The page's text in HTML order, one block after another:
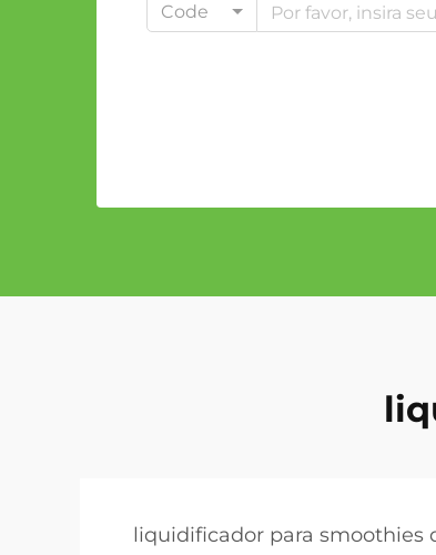
Code
liquidificador para smoothies